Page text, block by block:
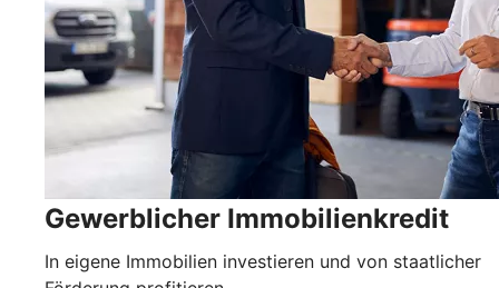
Gewerblicher Immobilienkredit
In eigene Immobilien investieren und von staatlicher